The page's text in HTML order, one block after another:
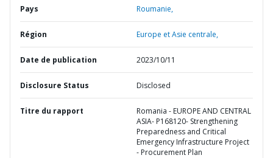
Pays Roumanie,
Région Europe et Asie centrale,
Date de publication 2023/10/11
Disclosure Status Disclosed
Titre du rapport
Romania - EUROPE AND CENTRAL
ASIA- P168120- Strengthening
Preparedness and Critical
Emergency Infrastructure Project
- Procurement Plan